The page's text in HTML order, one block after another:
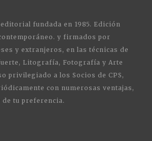
fundada en 1985. Edición
y firmados por
y extranjeros, en las técnicas de
Litografía, Fotografía y Arte
privilegiado a los Socios de CPS,
con numerosas ventajas,
de tu preferencia.